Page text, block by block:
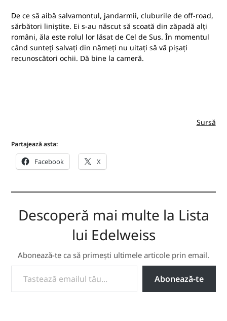
De ce să aibă salvamontul, jandarmii, cluburile de off-road,
sărbători liniștite. Ei s-au născut să scoată din zăpadă alți
români, ăla este rolul lor lăsat de Cel de Sus. În momentul
când sunteți salvați din nămeți nu uitați să vă pișați
recunoscători ochii. Dă bine la cameră.
Sursă
Partajează asta:
Facebook X
Descoperă mai multe la Lista
lui Edelweiss
Abonează-te ca să primești ultimele articole prin email.
TASTEAZĂ EMAILUL TĂU...
Abonează-te